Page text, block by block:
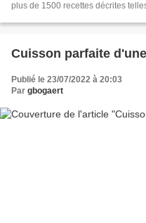
plus de 1500 recettes décrites
Cuisson parfaite
Publié le 23/07/2022 à 20:03
Par gbogaert